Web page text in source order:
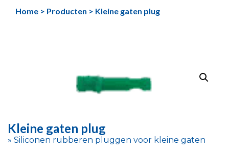
naarHome > Producten > Kleine gaten plug
Kleine gaten plug
» Siliconen rubberen pluggen voor kleine gaten